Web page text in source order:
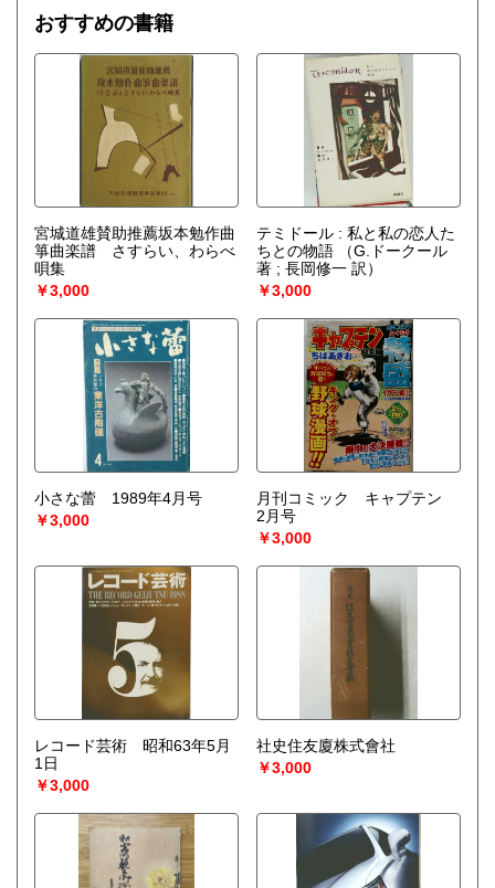
場合などお気軽にご相談ください。
-------------------------------------------
買取専用ダイヤル
050-3698-2626
-------------------------------------------
◎宅配買取◎
○30点より宅配送料無料
○梱包用ダンボールの無料送付可能
○買取金額の概算が知りたい方は、事前査定のサービスもぜひ
ご活用下さい。
宅配買取送付先
----------------------------------------
501-0224
岐阜県瑞穂市稲里197-1
古本倶楽部 宅配買取受付係
058-322-2366
----------------------------------------
取り扱い分野
オールジャンル、戦前紙モノ、古典籍
おすすめの書籍
宮城道雄賛助推薦坂本勉作曲
箏曲楽譜 さすらい、わらべ
唄集
￥3,000
テミドール : 私と私の恋人た
ちとの物語
（G.ドークール
著 ; 長岡修一 訳）
￥3,000
小さな蕾 1989年4月号
￥3,000
月刊コミック キャプテン
2月号
￥3,000
レコード芸術 昭和63年5月
1日
￥3,000
社史住友廈株式會社
￥3,000